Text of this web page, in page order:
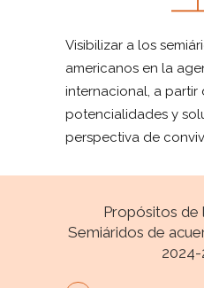
Visibilizar a los
americanos en la
internacional, a partir
potencialidades y
perspectiva de
Propósitos de
Semiáridos de